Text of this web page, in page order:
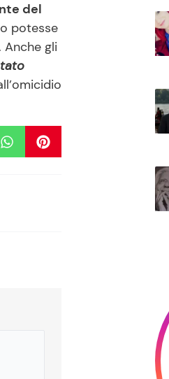
del
potesse
gli